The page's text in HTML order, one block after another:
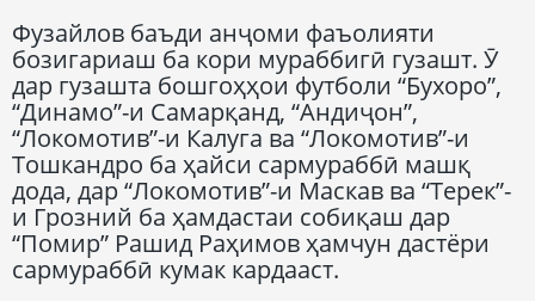
Фузайлов баъди анҷоми фаъолияти
бозигариаш ба кори мураббигӣ гузашт. Ӯ
дар гузашта бошгоҳҳои футболи “Бухоро”,
“Динамо”-и Самарқанд, “Андиҷон”,
“Локомотив”-и Калуга ва “Локомотив”-и
Тошкандро ба ҳайси сармураббӣ машқ
дода, дар “Локомотив”-и Маскав ва “Терек”-
и Грозний ба ҳамдастаи собиқаш дар
“Помир” Рашид Раҳимов ҳамчун дастёри
сармураббӣ кумак кардааст.